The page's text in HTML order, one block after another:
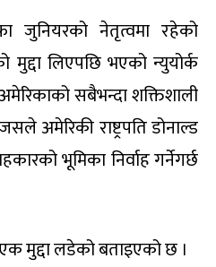
जुनियरको नेतृत्वमा रहेको
लिएपछि भएको न्युयोर्क
सबैभन्दा शक्तिशाली
अमेरिकी राष्ट्रपति डोनाल्ड
भूमिका निर्वाह गर्नेगर्छ
मुद्दा लडेको बताइएको छ ।